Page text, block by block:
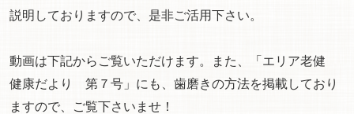
説明しておりますので、是非ご活用下さい。
動画は下記からご覧いただけます。また、「エリア老健
健康だより 第７号」にも、歯磨きの方法を掲載しており
ますので、ご覧下さいませ！